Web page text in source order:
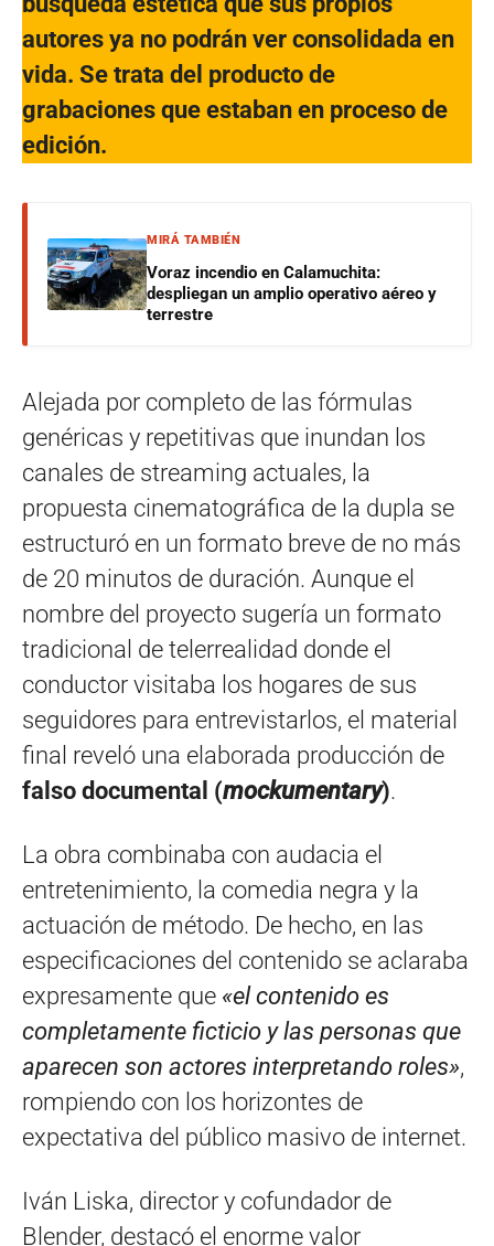
autores ya no podrán ver consolidada en
vida. Se trata del producto de
grabaciones que estaban en proceso de
edición.
MIRÁ TAMBIÉN
Voraz incendio en Calamuchita:
despliegan un amplio operativo aéreo y
terrestre
Alejada por completo de las fórmulas
genéricas y repetitivas que inundan los
canales de streaming actuales, la
propuesta cinematográfica de la dupla se
estructuró en un formato breve de no más
de 20 minutos de duración. Aunque el
nombre del proyecto sugería un formato
tradicional de telerrealidad donde el
conductor visitaba los hogares de sus
seguidores para entrevistarlos, el material
final reveló una elaborada producción de
falso documental (mockumentary).
La obra combinaba con audacia el
entretenimiento, la comedia negra y la
actuación de método. De hecho, en las
especificaciones del contenido se aclaraba
expresamente que «el contenido es
completamente ficticio y las personas que
aparecen son actores interpretando roles»,
rompiendo con los horizontes de
expectativa del público masivo de internet.
Iván Liska, director y cofundador de
Blender, destacó el enorme valor